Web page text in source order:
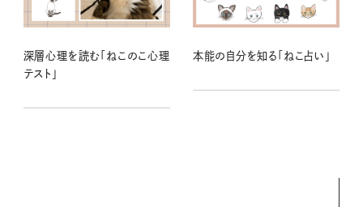
深層心理を読む「ねこのこ心理
テスト」
本能の自分を知る「ねこ占い」